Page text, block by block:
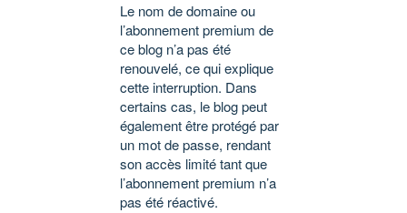
Le nom de domaine ou
l’abonnement premium de
ce blog n’a pas été
renouvelé, ce qui explique
cette interruption. Dans
certains cas, le blog peut
également être protégé par
un mot de passe, rendant
son accès limité tant que
l’abonnement premium n’a
pas été réactivé.